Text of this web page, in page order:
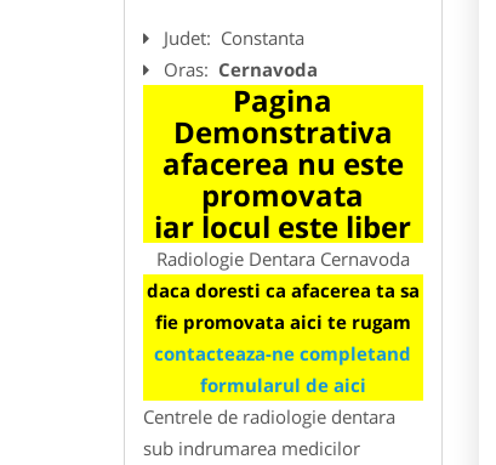
Judet: Constanta
Oras: Cernavoda
Pagina
Demonstrativa
afacerea nu este
promovata
iar locul este liber
Radiologie Dentara Cernavoda
daca doresti ca afacerea ta sa
fie promovata aici te rugam
contacteaza-ne completand
formularul de aici
Centrele de radiologie dentara
sub indrumarea medicilor